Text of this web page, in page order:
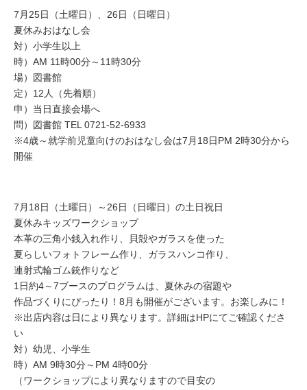
7月25日（土曜日）、26日（日曜日）
夏休みおはなし会
対）小学生以上
時）AM 11時00分～11時30分
場）図書館
定）12人（先着順）
申）当日直接会場へ
問）図書館 TEL 0721-52-6933
※4歳～就学前児童向けのおはなし会は7月18日PM 2時30分から
開催
7月18日（土曜日）～26日（日曜日）の土日祝日
夏休みキッズワークショップ
本革の三角小銭入れ作り、貝殻やガラスを使った
夏らしいフォトフレーム作り、ガラスハンコ作り、
連射式輪ゴム銃作りなど
1日約4～7ブースのプログラムは、夏休みの宿題や
作品づくりにぴったり！8月も開催がございます。お楽しみに！
※出店内容は日により異なります。詳細はHPにてご確認くださ
い
対）幼児、小学生
時）AM 9時30分～PM 4時00分
（ワークショップにより異なりますので目安の